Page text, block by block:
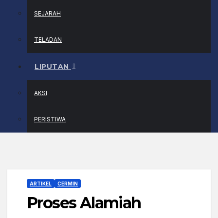
SEJARAH
TELADAN
LIPUTAN
AKSI
PERISTIWA
ARTIKEL CERMIN
Proses Alamiah